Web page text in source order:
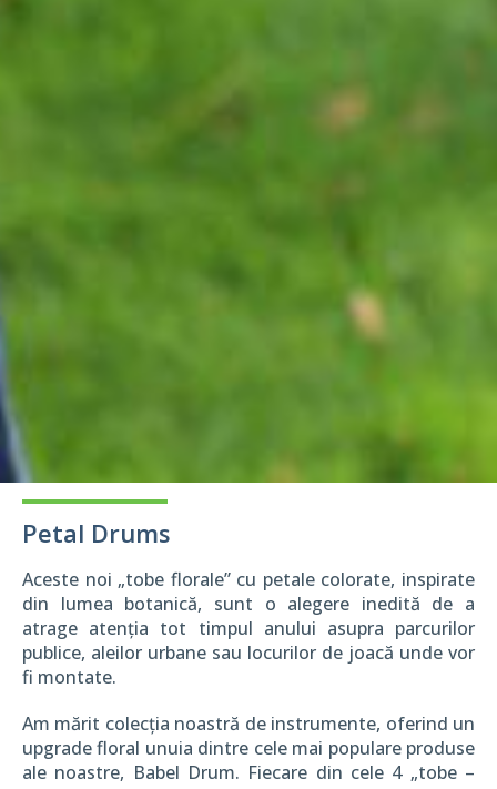
Petal Drums
Aceste noi „tobe florale” cu petale colorate, inspirate
din lumea botanică, sunt o alegere inedită de a
atrage atenția tot timpul anului asupra parcurilor
publice, aleilor urbane sau locurilor de joacă unde vor
fi montate.
Am mărit colecția noastră de instrumente, oferind un
upgrade floral unuia dintre cele mai populare produse
ale noastre, Babel Drum. Fiecare din cele 4 „tobe –